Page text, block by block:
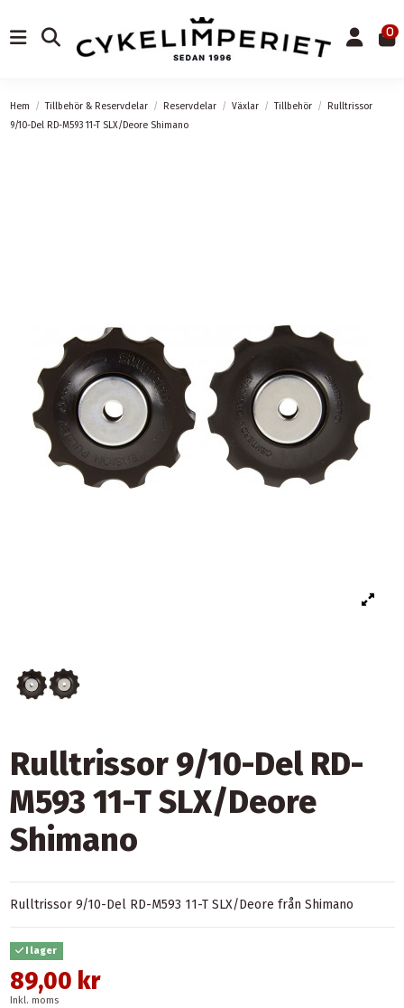
0
Hem Tillbehör & Reservdelar Reservdelar Växlar Tillbehör
Rulltrissor
9/10-Del RD-M593 11-T SLX/Deore Shimano
Rulltrissor 9/10-Del RD-
M593 11-T SLX/Deore
Shimano
Rulltrissor 9/10-Del RD-M593 11-T SLX/Deore från Shimano
I lager
89,00 kr
Inkl. moms